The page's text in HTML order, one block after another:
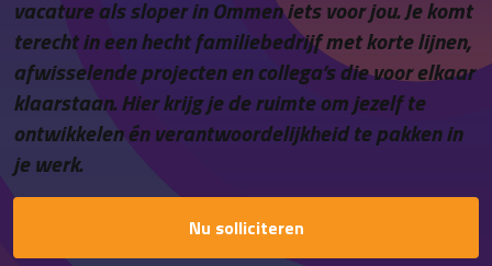
Contact
vacature als sloper in Ommen iets voor jou. Je komt
terecht in een hecht familiebedrijf met korte lijnen,
afwisselende projecten en collega’s die voor elkaar
klaarstaan. Hier krijg je de ruimte om jezelf te
ontwikkelen én verantwoordelijkheid te pakken in
je werk.
Nu solliciteren